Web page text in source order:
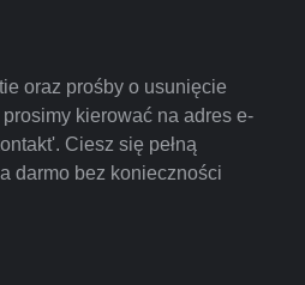
oraz prośby o usunięcie
kierować na adres e-
Ciesz się pełną
darmo bez konieczności